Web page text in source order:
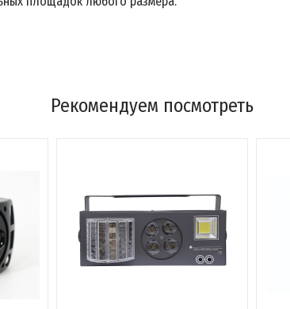
Рекомендуем посмотреть